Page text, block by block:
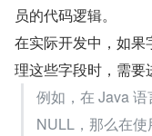
员的代码逻辑。
在实际开发中，如
理这些字段时，需要
例如，在 Java
NULL，那么在